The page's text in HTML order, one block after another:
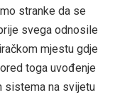
stranke da se
svega odnosile
mjestu gdje
toga uvođenje
sistema na svijetu